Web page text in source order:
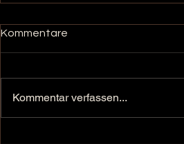
Hör mal zu
Kommentare
Kommentar verfassen...